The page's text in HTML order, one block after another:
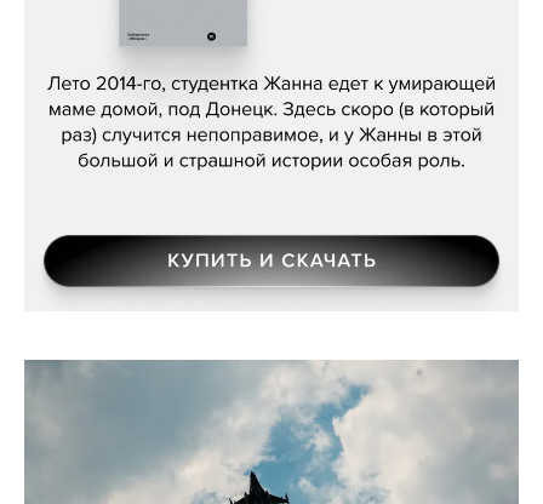
Сергей Лебедев, «Белая дама»